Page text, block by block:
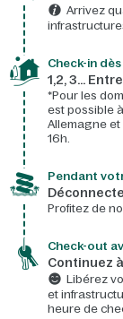
Arrivez
Check-in dès
1,2, 3…
*Pour les
est possible
Allemagne et
16h.
Pendant
Profitez de
Check-out
Continuez
Libérez
et
heure de